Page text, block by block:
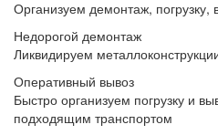
Организуем демонтаж, погрузку,
Недорогой демонтаж
Ликвидируем
Оперативный вывоз
Быстро организуем погрузку и
подходящим транспортом